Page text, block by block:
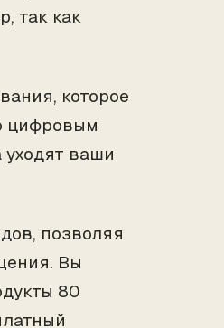
так как
которое
цифровым
уходят ваши
позволяя
Вы
80